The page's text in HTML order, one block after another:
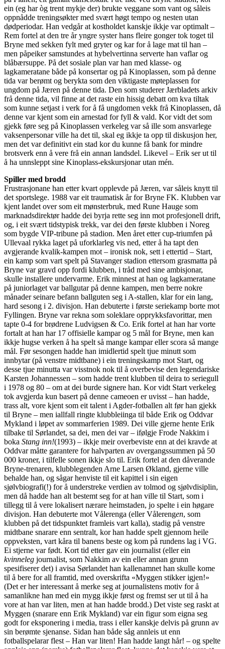
ein (eg har òg trent mykje der) brukte veggane som vant og såleis
oppnådde treningsøkter med svært høgt tempo og nesten utan
dødperiodar. Han vedgår at kostholdet kanskje ikkje var optimalt –
Rem fortel at den tre år yngre syster hans fleire gonger tok toget til
Bryne med sekken fylt med gryter og kar for å lage mat til han –
men påpeiker samstundes at hybelvertinna serverte han vaflar og
blåbærsuppe. På det sosiale plan var han med klasse- og
lagkameratane både på konsertar og på Kinoplassen, som på denne
tida var berømt og berykta som den viktigaste møteplassen for
ungdom på Jæren på denne tida. Den som studerer Jærbladets arkiv
frå denne tida, vil finne at det raste ein hissig debatt om kva tiltak
som kunne setjast i verk for å få ungdomen vekk frå Kinoplassen, då
denne var kjent som ein arnestad for fyll & vald. Kor vidt det som
gjekk føre seg på Kinoplassen verkeleg var så ille som ansvarlege
vaksenpersonar ville ha det til, skal eg ikkje ta opp til diskusjon her,
men det var definitivt ein stad kor du kunne få bank for mindre
brotsverk enn å vere frå ein annan landsdel. Likevel – Erik ser ut til
å ha unnsleppt sine Kinoplass-ekskursjonar utan mén.
Spiller med brodd
Frustrasjonane han etter kvart opplevde på Jæren, var såleis knytt til
det sportslege. 1988 var eit traumatisk år for Bryne FK. Klubben var
kjent landet over som eit mønsterbruk, med Rune Hauge som
marknadsdirektør hadde dei byrja rette seg inn mot profesjonell drift,
og, i eit svært tidstypisk trekk, var dei den første klubben i Noreg
som bygde VIP-tribune på stadion. Men året etter cup-triumfen på
Ullevaal rykka laget på uforklarleg vis ned, etter å ha tapt den
avgjerande kvalik-kampen mot – ironisk nok, sett i ettertid – Start,
ein kamp som vart spelt på Stavanger stadion ettersom grasmatta på
Bryne var gravd opp fordi klubben, i tråd med sine ambisjonar,
skulle installere undervarme. Erik minnest at han og lagkameratane
på juniorlaget var ballgutar på denne kampen, men berre nokre
månader seinare befann ballguten seg i A-stallen, klar for ein lang,
hard sesong i 2. divisjon. Han debuterte i første seriekamp borte mot
Fyllingen. Bryne var rekna som soleklare opprykksfavorittar, men
tapte 0-4 for brødrene Ludvigsen & Co. Erik fortel at han har vorte
fortalt at han har 17 offisielle kampar og 5 mål for Bryne, men kan
ikkje hugse verken å ha spelt så mange kampar eller scora så mange
mål. Før sesongen hadde han imidlertid spelt tjue minutt som
innbytar (på venstre midtbane) i ein treningskamp mot Start, og
desse tjue minutta var visstnok nok til å overbevise den legendariske
Karsten Johannessen – som hadde trent klubben til deira to seriegull
i 1978 og 80 – om at dei burde signere han. Kor vidt Start verkeleg
tok avgjerda kun basert på denne cameoen er uvisst – han hadde,
trass alt, vore kjent som eit talent i Agder-fotballen alt før han gjekk
til Bryne – men iallfall ringte klubbleiinga til både Erik og Oddvar
Mykland i løpet av sommarferien 1989. Dei ville gjerne hente Erik
tilbake til Sørlandet, sa dei, men dei var – ifølgje Frode Nakkim i
boka Stang inn!(1993) – ikkje meir overbeviste enn at dei kravde at
Oddvar måtte garantere for halvparten av overgangssummen på 50
000 kroner, i tilfelle sonen ikkje slo til. Erik fortel at den dåverande
Bryne-trenaren, klubblegenden Arne Larsen Økland, gjerne ville
behalde han, og sågar henviste til eit kapittel i sin eigen
sjølvbiografi(!) for å understreke verdien av tolmod og sjølvdisiplin,
men då hadde han alt bestemt seg for at han ville til Start, som i
tillegg til å vere lokalisert nærare heimstaden, jo spelte i ein høgare
divisjon. Han debuterte mot Vålerenga (eller Vålerengen, som
klubben på det tidspunktet framleis vart kalla), stadig på venstre
midtbane snarare enn sentralt, kor han hadde spelt gjennom heile
oppveksten, vart kåra til banens beste og kom på rundens lag i VG.
Ei stjerne var født. Kort tid etter gav ein journalist (eller ein
kvinneleg journalist, som Nakkim av ein eller annan grunn
spesifiserer det) i avisa Sørlandet han kallenamnet han skulle kome
til å bere for all framtid, med overskrifta «Myggen stikker igjen!»
(Det er her interessant å merke seg at journalistens motiv for å
samanlikne han med ein mygg ikkje først og fremst ser ut til å ha
vore at han var liten, men at han hadde brodd.) Det viste seg raskt at
Myggen (snarare enn Erik Mykland) var ein figur som eigna seg
godt for eksponering i media, trass i eller kanskje delvis på grunn av
sin berømte sjenanse. Sidan han både såg annleis ut enn
fotballspelarar flest – Han var liten! Han hadde langt hår! – og spelte